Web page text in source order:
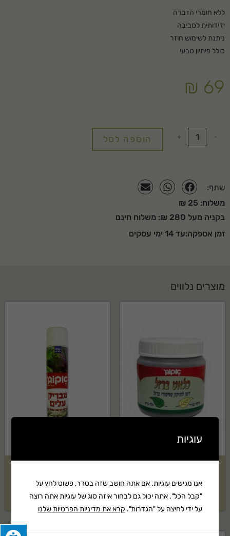
ללא חומרי הדברה
ידידותית לסביבה
ניתנת לשימוש חוזר
כולל פיתיון טבעי
₪ 69
-
+ הוספה לסל
שתף:
משלוח: 25 ₪
בקניה מעל 280 ₪: משלוח חינם
זמן אספקה:עד 14 ימי עסקים
מוצרים נלווים
₪49
₪69
עוגיות
אנו מגישים עוגיות. אם אתה חושב שזה בסדר, פשוט לחץ על
"קבל הכל". אתה יכול גם לבחור איזה סוג של עוגיות אתה רוצה
על ידי לחיצה על "הגדרות". קרא את מדיניות הפרטיות שלנו